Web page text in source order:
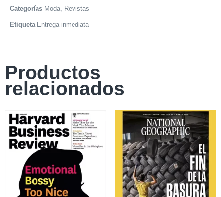
Categorías Moda, Revistas
Etiqueta Entrega inmediata
Productos
relacionados